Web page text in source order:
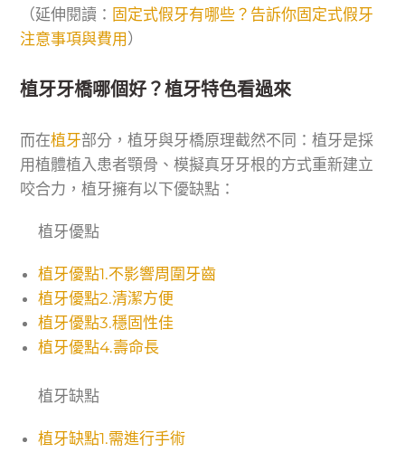
（延伸閱讀： 固定式假牙有哪些？告訴你固定式假牙
注意事項與費用 ）
植牙牙橋哪個好？植牙特色看過來
而在植牙部分，植牙與牙橋原理截然不同：植牙是採
用植體植入患者顎骨、模擬真牙牙根的方式重新建立
咬合力，植牙擁有以下優缺點：
植牙優點
植牙優點1.不影響周圍牙齒
植牙優點2.清潔方便
植牙優點3.穩固性佳
植牙優點4.壽命長
植牙缺點
植牙缺點1.需進行手術